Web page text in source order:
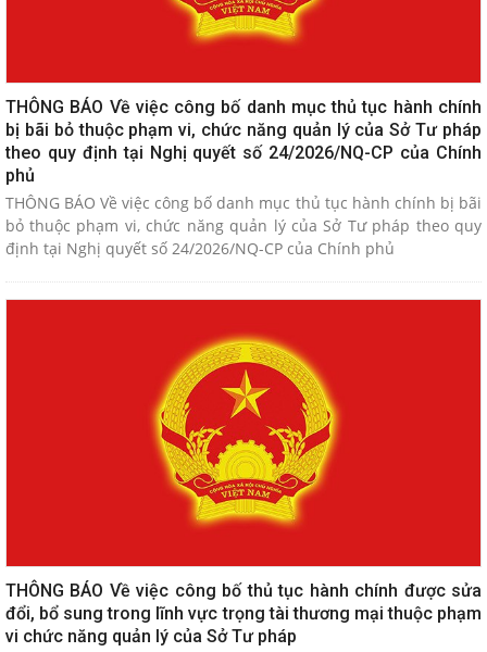
THÔNG BÁO Về việc công bố danh mục thủ tục hành chính
bị bãi bỏ thuộc phạm vi, chức năng quản lý của Sở Tư pháp
theo quy định tại Nghị quyết số 24/2026/NQ-CP của Chính
phủ
THÔNG BÁO Về việc công bố danh mục thủ tục hành chính bị bãi
bỏ thuộc phạm vi, chức năng quản lý của Sở Tư pháp theo quy
định tại Nghị quyết số 24/2026/NQ-CP của Chính phủ
THÔNG BÁO Về việc công bố thủ tục hành chính được sửa
đổi, bổ sung trong lĩnh vực trọng tài thương mại thuộc phạm
vi chức năng quản lý của Sở Tư pháp